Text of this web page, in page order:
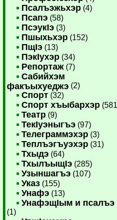
Псалъэжьхэр (4)
Псапэ (58)
ПсэукIэ (3)
Пшыхьхэр (152)
ПщIэ (13)
ПэкIухэр (34)
Репортаж (7)
Сабийхэм
факъыхуеджэ (2)
Спорт (32)
Спорт хъыбархэр
Театр (9)
ТекIуэныгъэ (97)
Телеграммэхэр (3)
Теплъэгъуэхэр (31)
Тхыдэ (64)
ТхылъыщIэ (285)
Узыншагъэ (107)
Указ (155)
Унафэ (13)
УнафэщIым и псалъэ
(1)